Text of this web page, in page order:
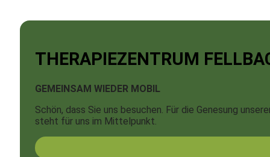
THERAPIE­ZENTRUM
GEMEINSAM WIEDER MOBIL
Schön, dass Sie uns besuchen. Für die Genesung
steht für uns im Mittelpunkt.